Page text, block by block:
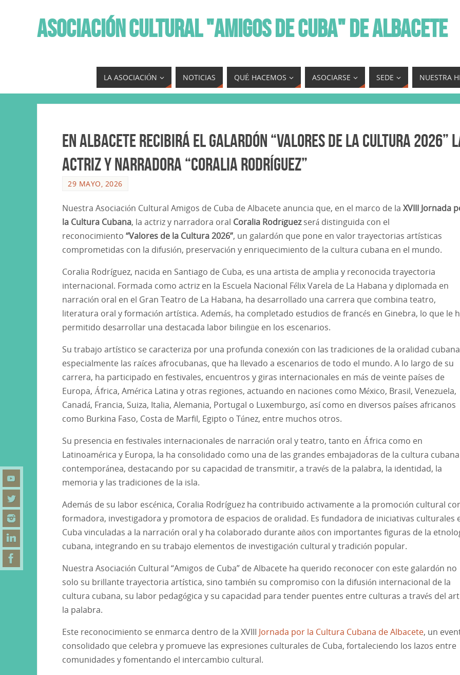
ASOCIACIÓN CULTURAL "AMIGOS DE CUBA" DE ALBACETE
LA ASOCIACIÓN NOTICIAS QUÉ HACEMOS ASOCIARSE SEDE NUESTRA
En Albacete recibirá el galardón “Valores de la Cultura 2026”
actriz y narradora “Coralia Rodríguez”
29 MAYO, 2026
Nuestra Asociación Cultural Amigos de Cuba de Albacete anuncia que, en el marco de la XVIII Jornada
la Cultura Cubana, la actriz y narradora oral Coralia Rodríguezserá distinguida con el
reconocimiento “Valores de la Cultura 2026”, un galardón que pone en valor trayectorias artísticas
comprometidas con la difusión, preservación y enriquecimiento de la cultura cubana en el mundo.
Coralia Rodríguez, nacida en Santiago de Cuba, es una artista de amplia y reconocida trayectoria
internacional. Formada como actriz en la Escuela Nacional Félix Varela de La Habana y diplomada en
narración oral en el Gran Teatro de La Habana, ha desarrollado una carrera que combina teatro,
literatura oral y formación artística. Además, ha completado estudios de francés en Ginebra, lo que le
permitido desarrollar una destacada labor bilingüe en los escenarios.
Su trabajo artístico se caracteriza por una profunda conexión con las tradiciones de la oralidad
especialmente las raíces afrocubanas, que ha llevado a escenarios de todo el mundo. A lo largo de su
carrera, ha participado en festivales, encuentros y giras internacionales en más de veinte países de
Europa, África, América Latina y otras regiones, actuando en naciones como México, Brasil, Venezuela,
Canadá, Francia, Suiza, Italia, Alemania, Portugal o Luxemburgo, así como en diversos países africanos
como Burkina Faso, Costa de Marfil, Egipto o Túnez, entre muchos otros.
Su presencia en festivales internacionales de narración oral y teatro, tanto en África como en
Latinoamérica y Europa, la ha consolidado como una de las grandes embajadoras de la cultura cubana
contemporánea, destacando por su capacidad de transmitir, a través de la palabra, la identidad, la
memoria y las tradiciones de la isla.
Además de su labor escénica, Coralia Rodríguez ha contribuido activamente a la promoción cultural
formadora, investigadora y promotora de espacios de oralidad. Es fundadora de iniciativas culturales
Cuba vinculadas a la narración oral y ha colaborado durante años con importantes figuras de la
cubana, integrando en su trabajo elementos de investigación cultural y tradición popular.
Nuestra Asociación Cultural “Amigos de Cuba” de Albacete ha querido reconocer con este galardón no
solo su brillante trayectoria artística, sino también su compromiso con la difusión internacional de la
cultura cubana, su labor pedagógica y su capacidad para tender puentes entre culturas a través del
la palabra.
Este reconocimiento se enmarca dentro de la XVIII Jornada por la Cultura Cubana de Albacete, un
consolidado que celebra y promueve las expresiones culturales de Cuba, fortaleciendo los lazos entre
comunidades y fomentando el intercambio cultural.